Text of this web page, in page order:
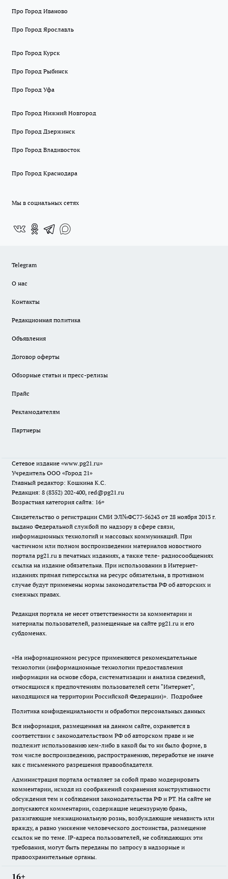
Про Город Иваново
Про Город Ярославль
Про Город Курск
Про Город Рыбинск
Про Город Уфа
Про Город Нижний Новгород
Про Город Дзержинск
Про Город Владивосток
Про Город Краснодара
Мы в социальных сетях
Telegram
О нас
Контакты
Редакционная политика
Объявления
Договор оферты
Обзорные статьи и пресс-релизы
Прайс
Рекламодателям
Партнеры
Сетевое издание «www.pg21.ru»
Учредитель ООО «Город 21»
Главный редактор: Кошкина К.С.
Редакция: 8 (8352) 202-400, red@pg21.ru
Возрастная категория сайта: 16+
Свидетельство о регистрации СМИ ЭЛ№ФС77-56243 от 28 ноября 2013 г.
выдано Федеральной службой по надзору в сфере связи,
информационных технологий и массовых коммуникаций. При
частичном или полном воспроизведении материалов новостного
портала pg21.ru в печатных изданиях, а также теле- радиосообщениях
ссылка на издание обязательна. При использовании в Интернет-
изданиях прямая гиперссылка на ресурс обязательна, в противном
случае будут применены нормы законодательства РФ об авторских и
смежных правах.
Редакция портала не несет ответственности за комментарии и
материалы пользователей, размещенные на сайте pg21.ru и его
субдоменах.
«На информационном ресурсе применяются рекомендательные
технологии (информационные технологии предоставления
информации на основе сбора, систематизации и анализа сведений,
относящихся к предпочтениям пользователей сети "Интернет",
находящихся на территории Российской Федерации)». Подробнее
Политика конфиденциальности и обработки персональных данных
Вся информация, размещенная на данном сайте, охраняется в
соответствии с законодательством РФ об авторском праве и не
подлежит использованию кем-либо в какой бы то ни было форме, в
том числе воспроизведению, распространению, переработке не иначе
как с письменного разрешения правообладателя.
Администрация портала оставляет за собой право модерировать
комментарии, исходя из соображений сохранения конструктивности
обсуждения тем и соблюдения законодательства РФ и РТ. На сайте не
допускаются комментарии, содержащие нецензурную брань,
разжигающие межнациональную рознь, возбуждающие ненависть или
вражду, а равно унижение человеческого достоинства, размещение
ссылок не по теме. IP-адреса пользователей, не соблюдающих эти
требования, могут быть переданы по запросу в надзорные и
правоохранительные органы.
16+